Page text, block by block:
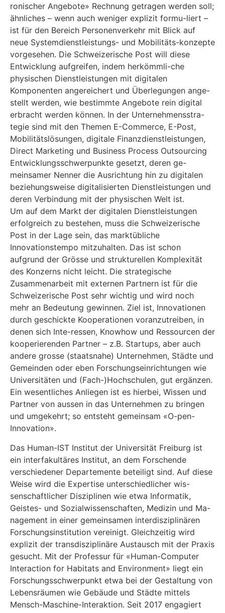
ronischer Angebote» Rechnung getragen werden soll;
ähnliches – wenn auch weniger explizit formu-liert –
ist für den Bereich Personenverkehr mit Blick auf
neue Systemdienstleistungs- und Mobilitäts-konzepte
vorgesehen. Die Schweizerische Post will diese
Entwicklung aufgreifen, indem herkömmli-che
physischen Dienstleistungen mit digitalen
Komponenten angereichert und Überlegungen ange-
stellt werden, wie bestimmte Angebote rein digital
erbracht werden können. In der Unternehmensstra-
tegie sind mit den Themen E-Commerce, E-Post,
Mobilitätslösungen, digitale Finanzdienstleistungen,
Direct Marketing und Business Process Outsourcing
Entwicklungsschwerpunkte gesetzt, deren ge-
meinsamer Nenner die Ausrichtung hin zu digitalen
beziehungsweise digitalisierten Dienstleistungen und
deren Verbindung mit der physischen Welt ist.
Um auf dem Markt der digitalen Dienstleistungen
erfolgreich zu bestehen, muss die Schweizerische
Post in der Lage sein, das marktübliche
Innovationstempo mitzuhalten. Das ist schon
aufgrund der Grösse und strukturellen Komplexität
des Konzerns nicht leicht. Die strategische
Zusammenarbeit mit externen Partnern ist für die
Schweizerische Post sehr wichtig und wird noch
mehr an Bedeutung gewinnen. Ziel ist, Innovationen
durch geschickte Kooperationen voranzutreiben, in
denen sich Inte-ressen, Knowhow und Ressourcen der
kooperierenden Partner – z.B. Startups, aber auch
andere grosse (staatsnahe) Unternehmen, Städte und
Gemeinden oder eben Forschungseinrichtungen wie
Universitäten und (Fach-)Hochschulen, gut ergänzen.
Ein wesentliches Anliegen ist es hierbei, Wissen und
Partner von aussen in das Unternehmen zu bringen
und umgekehrt; so entsteht gemeinsam «O-pen-
Innovation».
Das Human-IST Institut der Universität Freiburg ist
ein interfakultäres Institut, an dem Forschende
verschiedener Departemente beteiligt sind. Auf diese
Weise wird die Expertise unterschiedlicher wis-
senschaftlicher Disziplinen wie etwa Informatik,
Geistes- und Sozialwissenschaften, Medizin und Ma-
nagement in einer gemeinsamen interdisziplinären
Forschungsinstitution vereinigt. Gleichzeitig wird
explizit der transdisziplinäre Austausch mit der Praxis
gesucht. Mit der Professur für «Human-Computer
Interaction for Habitats and Environment» liegt ein
Forschungsschwerpunkt etwa bei der Gestaltung von
Lebensräumen wie Gebäude und Städte mittels
Mensch-Maschine-Interaktion. Seit 2017 engagiert